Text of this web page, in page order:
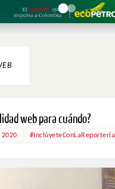
web para cuándo?
#InclúyeteConLaReportería